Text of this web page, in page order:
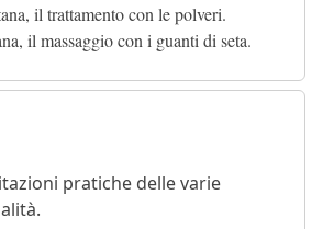
il trattamento con le polveri.
il massaggio con i guanti di seta.
pratiche delle varie